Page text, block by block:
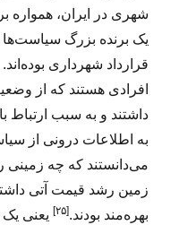
شهری در ایران، همواره
یک برنده بزرگ سیاست‌ها
قرارداد شهرداری
افرادی هستند که از
داشتند و به سبب
به اطلاعات درونی از
می‌دانستند که چه زمینی
زمین رشد قیمت آتی
بهره‌مند بودند.[۲۵] یعنی